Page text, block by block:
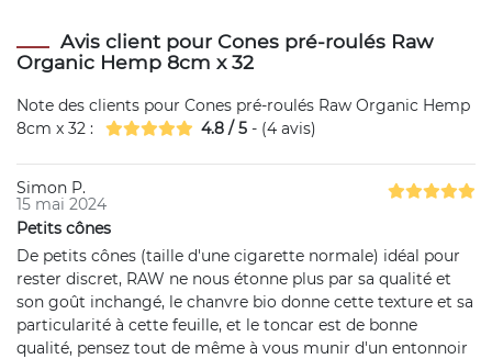
Avis client pour Cones pré-roulés Raw
Organic Hemp 8cm x 32
Note des clients pour Cones pré-roulés Raw Organic Hemp
8cm x 32 : 4.8 /5 - (4 avis)
Simon P.
15 mai 2024
Petits cônes
De petits cônes (taille d'une cigarette normale) idéal pour
rester discret, RAW ne nous étonne plus par sa qualité et
son goût inchangé, le chanvre bio donne cette texture et sa
particularité à cette feuille, et le toncar est de bonne
qualité, pensez tout de même à vous munir d'un entonnoir